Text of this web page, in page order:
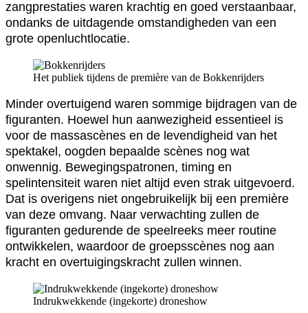
zangprestaties waren krachtig en goed verstaanbaar,
ondanks de uitdagende omstandigheden van een
grote openluchtlocatie.
Het publiek tijdens de première van de Bokkenrijders
Minder overtuigend waren sommige bijdragen van de
figuranten. Hoewel hun aanwezigheid essentieel is
voor de massascènes en de levendigheid van het
spektakel, oogden bepaalde scènes nog wat
onwennig. Bewegingspatronen, timing en
spelintensiteit waren niet altijd even strak uitgevoerd.
Dat is overigens niet ongebruikelijk bij een première
van deze omvang. Naar verwachting zullen de
figuranten gedurende de speelreeks meer routine
ontwikkelen, waardoor de groepsscènes nog aan
kracht en overtuigingskracht zullen winnen.
Indrukwekkende (ingekorte) droneshow